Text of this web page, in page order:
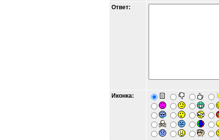
Ответ:
Иконка: